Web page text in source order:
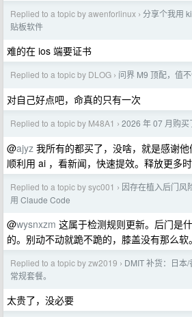
Replied to a topic by awenforlinux › 分享个我用
贴板软件
难的在 ios 端要证书
Replied to a topic by DLOG › 问界 M9 顶配，值
对自己好点吧，命真的只有一次
Replied to a topic by M48A1 › 2026 年 07 月购
@ajyz 我所有的都买了，没啥，就是感谢
顺利用 ai ，看新闻，快速提效。释放更多
Replied to a topic by syc001 › 因存在植入后门风
用 Claude Code
@wysnxzm 这属于检测规则更新。后门是
的。别动不动就跪不跪的，膝盖没有那么软。
Replied to a topic by zw2019 › DMIT 补货：日本/
常规套餐。
太贵了，没必要